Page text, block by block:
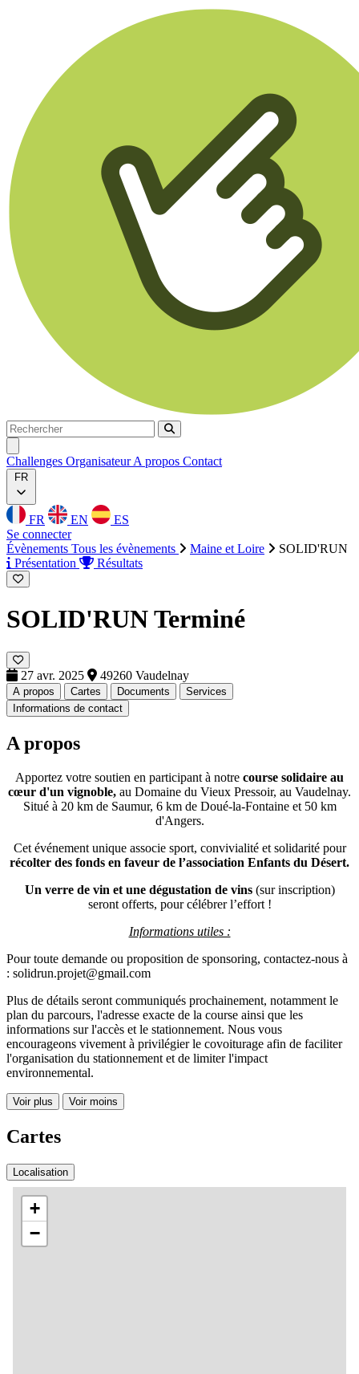
Rechercher
Rechercher
Challenges OrganisateurA propos Contact
FR
FR EN
ES
Se connecter
Évènements Tous les évènements Maine et Loire
SOLID'RUN
Présentation
Résultats
SOLID'RUNTerminé
27 avr. 2025 49260 Vaudelnay
A propos Cartes Documents
Services
Informations de contact
A propos
Apportez votre soutien en participant à notre course solidaire au
cœur d'un vignoble, au Domaine du Vieux Pressoir, au Vaudelnay.
Situé à 20 km de Saumur, 6 km de Doué-la-Fontaine et 50 km
d'Angers.
Cet événement unique associe sport, convivialité et solidarité pour
récolter des fonds en faveur de l’association Enfants du Désert.
Un verre de vin et une dégustation de vins(sur inscription)
seront offerts, pour célébrer l’effort !
Informations utiles :
Pour toute demande ou proposition de sponsoring, contactez-nous à
: solidrun.projet@gmail.com
Plus de détails seront communiqués prochainement, notamment le
plan du parcours, l'adresse exacte de la course ainsi que les
informations sur l'accès et le stationnement. Nous vous
encourageons vivement à privilégier le covoiturage afin de faciliter
l'organisation du stationnement et de limiter l'impact
environnemental.
Voir plus Voir moins
Cartes
Localisation